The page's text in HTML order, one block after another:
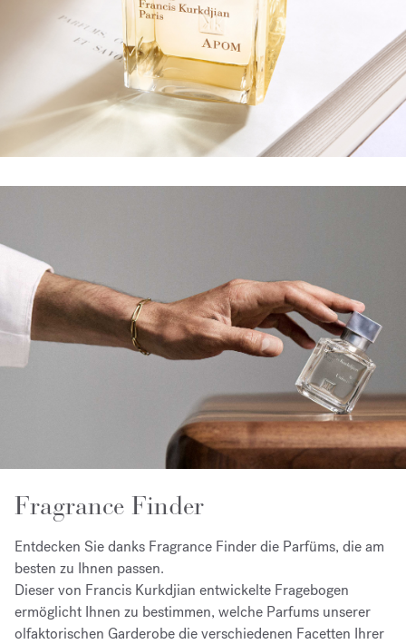
Fragrance Finder
Entdecken Sie danks Fragrance Finder die Parfüms, die am
besten zu Ihnen passen.
Dieser von Francis Kurkdjian entwickelte Fragebogen
ermöglicht Ihnen zu bestimmen, welche Parfums unserer
olfaktorischen Garderobe die verschiedenen Facetten Ihrer